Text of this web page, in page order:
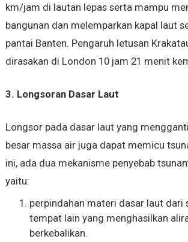
km/jam di lautan lepas serta mampu
bangunan dan melemparkan kapal laut
pantai Banten. Pengaruh letusan
dirasakan di London 10 jam 21 menit
3. Longsoran Dasar Laut
Longsor pada dasar laut yang
besar massa air juga dapat memicu
ini, ada dua mekanisme penyebab
yaitu:
perpindahan materi dasar laut dari
tempat lain yang menghasilkan
berkebalikan.